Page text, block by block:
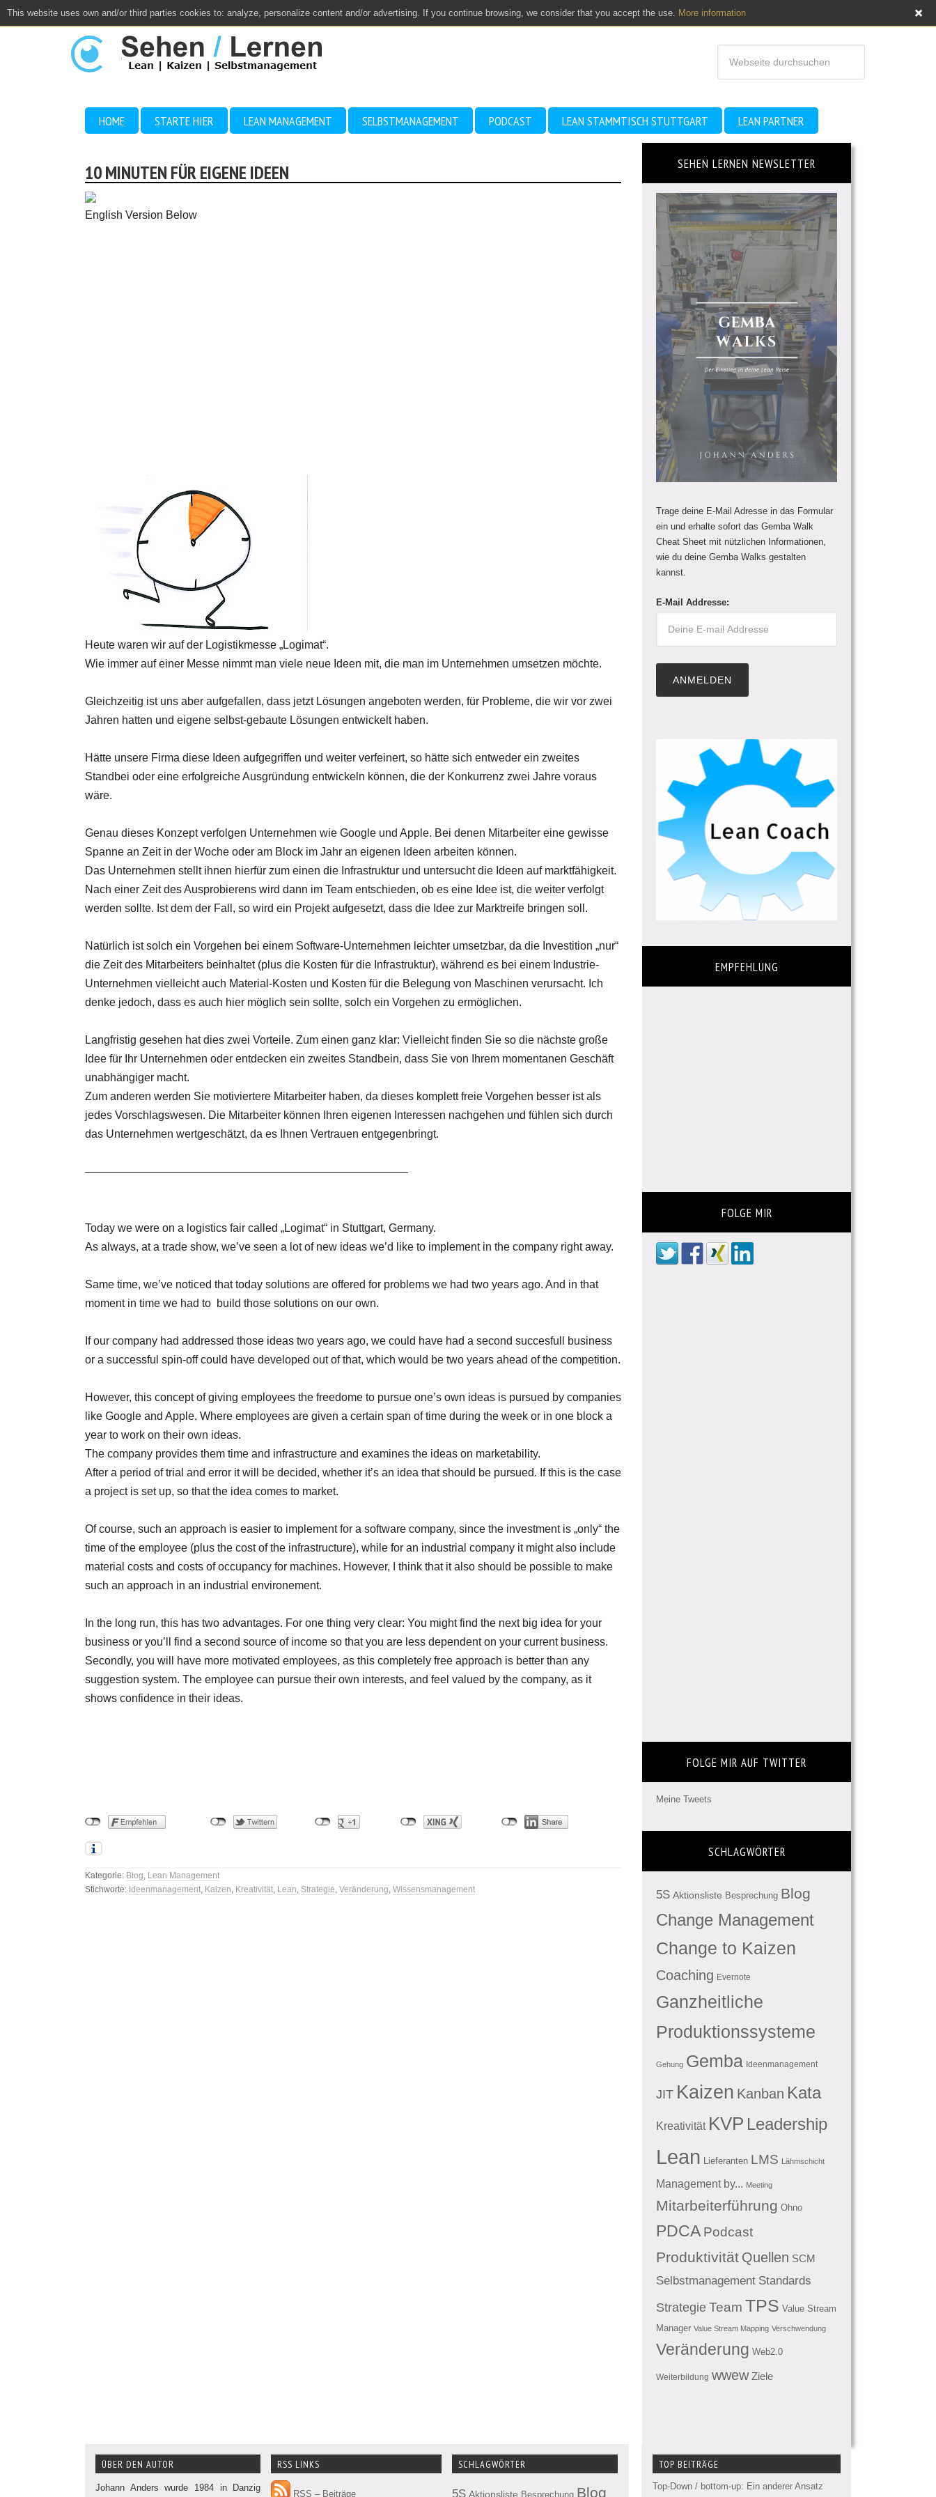
This website uses own and/or third parties cookies to: analyze, personalize content and/or advertising. If you continue browsing, we consider that you accept the use. More information
Close
HOME STARTE HIER LEAN MANAGEMENT SELBSTMANAGEMENT PODCAST LEAN STAMMTISCH STUTTGART LEAN PARTNER
10 MINUTEN FÜR EIGENE IDEEN
English Version Below
Heute waren wir auf der Logistikmesse „Logimat“.
Wie immer auf einer Messe nimmt man viele neue Ideen mit, die man im Unternehmen umsetzen möchte.
Gleichzeitig ist uns aber aufgefallen, dass jetzt Lösungen angeboten werden, für Probleme, die wir vor zwei
Jahren hatten und eigene selbst-gebaute Lösungen entwickelt haben.
Hätte unsere Firma diese Ideen aufgegriffen und weiter verfeinert, so hätte sich entweder ein zweites
Standbei oder eine erfolgreiche Ausgründung entwickeln können, die der Konkurrenz zwei Jahre voraus
wäre.
Genau dieses Konzept verfolgen Unternehmen wie Google und Apple. Bei denen Mitarbeiter eine gewisse
Spanne an Zeit in der Woche oder am Block im Jahr an eigenen Ideen arbeiten können.
Das Unternehmen stellt ihnen hierfür zum einen die Infrastruktur und untersucht die Ideen auf marktfähigkeit.
Nach einer Zeit des Ausprobierens wird dann im Team entschieden, ob es eine Idee ist, die weiter verfolgt
werden sollte. Ist dem der Fall, so wird ein Projekt aufgesetzt, dass die Idee zur Marktreife bringen soll.
Natürlich ist solch ein Vorgehen bei einem Software-Unternehmen leichter umsetzbar, da die Investition „nur“
die Zeit des Mitarbeiters beinhaltet (plus die Kosten für die Infrastruktur), während es bei einem Industrie-
Unternehmen vielleicht auch Material-Kosten und Kosten für die Belegung von Maschinen verursacht. Ich
denke jedoch, dass es auch hier möglich sein sollte, solch ein Vorgehen zu ermöglichen.
Langfristig gesehen hat dies zwei Vorteile. Zum einen ganz klar: Vielleicht finden Sie so die nächste große
Idee für Ihr Unternehmen oder entdecken ein zweites Standbein, dass Sie von Ihrem momentanen Geschäft
unabhängiger macht.
Zum anderen werden Sie motiviertere Mitarbeiter haben, da dieses komplett freie Vorgehen besser ist als
jedes Vorschlagswesen. Die Mitarbeiter können Ihren eigenen Interessen nachgehen und fühlen sich durch
das Unternehmen wertgeschätzt, da es Ihnen Vertrauen entgegenbringt.
—————————————————————————————
Today we were on a logistics fair called „Logimat“ in Stuttgart, Germany.
As always, at a trade show, we’ve seen a lot of new ideas we’d like to implement in the company right away.
Same time, we’ve noticed that today solutions are offered for problems we had two years ago. And in that
moment in time we had to build those solutions on our own.
If our company had addressed those ideas two years ago, we could have had a second succesfull business
or a successful spin-off could have developed out of that, which would be two years ahead of the competition.
However, this concept of giving employees the freedome to pursue one’s own ideas is pursued by companies
like Google and Apple. Where employees are given a certain span of time during the week or in one block a
year to work on their own ideas.
The company provides them time and infrastructure and examines the ideas on marketability.
After a period of trial and error it will be decided, whether it’s an idea that should be pursued. If this is the case
a project is set up, so that the idea comes to market.
Of course, such an approach is easier to implement for a software company, since the investment is „only“ the
time of the employee (plus the cost of the infrastructure), while for an industrial company it might also include
material costs and costs of occupancy for machines. However, I think that it also should be possible to make
such an approach in an industrial environement.
In the long run, this has two advantages. For one thing very clear: You might find the next big idea for your
business or you’ll find a second source of income so that you are less dependent on your current business.
Secondly, you will have more motivated employees, as this completely free approach is better than any
suggestion system. The employee can pursue their own interests, and feel valued by the company, as it
shows confidence in their ideas.
Kategorie: Blog, Lean Management
Stichworte: Ideenmanagement, Kaizen, Kreativität, Lean, Strategie, Veränderung, Wissensmanagement
SEHEN LERNEN NEWSLETTER
Trage deine E-Mail Adresse in das Formular
ein und erhalte sofort das Gemba Walk
Cheat Sheet mit nützlichen Informationen,
wie du deine Gemba Walks gestalten
kannst.
E-Mail Addresse:
EMPFEHLUNG
FOLGE MIR
FOLGE MIR AUF TWITTER
Meine Tweets
SCHLAGWÖRTER
5S Aktionsliste Besprechung Blog
Change Management
Change to Kaizen
Coaching Evernote
Ganzheitliche
Produktionssysteme
Gehung Gemba Ideenmanagement
JIT Kaizen Kanban Kata
Kreativität KVP Leadership
Lean Lieferanten LMS Lähmschicht
Management by... Meeting
Mitarbeiterführung Ohno
PDCA Podcast
Produktivität Quellen SCM
Selbstmanagement Standards
Strategie Team TPS Value Stream
Manager Value Stream Mapping Verschwendung
Veränderung Web2.0
Weiterbildung wwew Ziele
ÜBER DEN AUTOR
Johann Anders wurde 1984 in Danzig
RSS LINKS
RSS – Beiträge
SCHLAGWÖRTER
5S Aktionsliste Besprechung Blog
TOP BEITRÄGE
Top-Down / bottom-up: Ein anderer Ansatz